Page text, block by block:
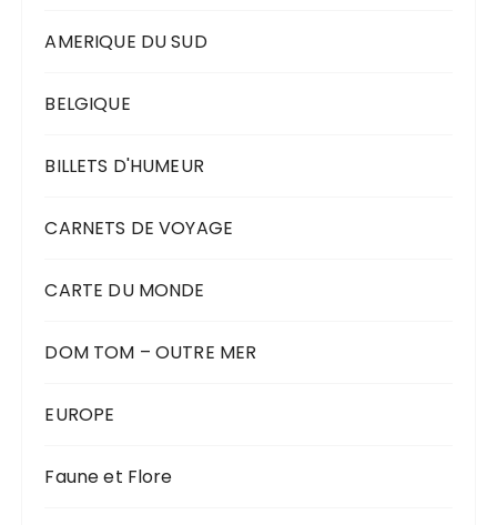
AMERIQUE DU SUD
BELGIQUE
BILLETS D'HUMEUR
CARNETS DE VOYAGE
CARTE DU MONDE
DOM TOM – OUTRE MER
EUROPE
Faune et Flore